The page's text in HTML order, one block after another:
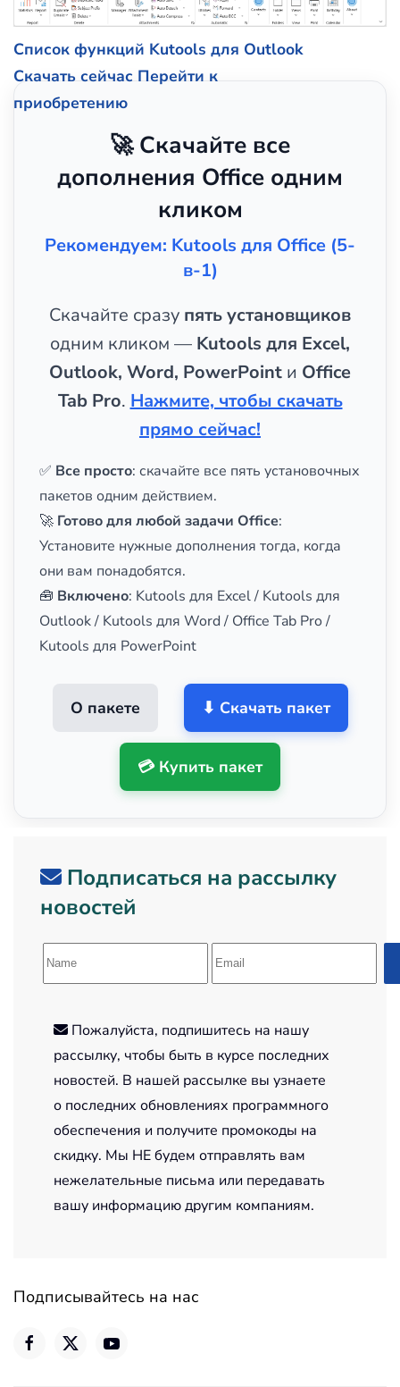
Список функций Kutools для Outlook
Скачать сейчас Перейти к
приобретению
🚀 Скачайте все
дополнения Office одним
кликом
Рекомендуем: Kutools для Office (5-
в-1)
Скачайте сразу пять установщиков
одним кликом — Kutools для Excel,
Outlook, Word, PowerPoint и Office
Tab Pro. Нажмите, чтобы скачать
прямо сейчас!
✅ Все просто: скачайте все пять установочных
пакетов одним действием.
🚀 Готово для любой задачи Office:
Установите нужные дополнения тогда, когда
они вам понадобятся.
🧰 Включено: Kutools для Excel / Kutools для
Outlook / Kutools для Word / Office Tab Pro /
Kutools для PowerPoint
О пакете ⬇ Скачать пакет
💳 Купить пакет
Подписаться на рассылку
новостей
Пожалуйста, подпишитесь на нашу
рассылку, чтобы быть в курсе последних
новостей. В нашей рассылке вы узнаете
о последних обновлениях программного
обеспечения и получите промокоды на
скидку. Мы НЕ будем отправлять вам
нежелательные письма или передавать
вашу информацию другим компаниям.
Подписывайтесь на нас